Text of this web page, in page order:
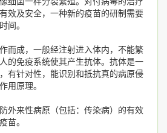
效及安全，一种新的疫苗的研制需要
间。
而成，一般经注射进入体内，不能繁
的免疫系统使其产生抗体。抗体是一
有针对性，能识别和抵抗真的病原侵
用原理。
外来性病原（包括：传染病）的有效
苗。